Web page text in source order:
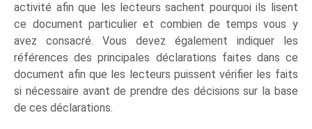
activité afin que les lecteurs sachent pourquoi ils lisent
ce document particulier et combien de temps vous y
avez consacré. Vous devez également indiquer les
références des principales déclarations faites dans ce
document afin que les lecteurs puissent vérifier les faits
si nécessaire avant de prendre des décisions sur la base
de ces déclarations.